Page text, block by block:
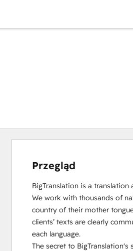
Przegląd
BigTranslation is a
We work with thousands of
country of their mother
clients’ texts are clearly
each language.
The secret to BigTranslation's